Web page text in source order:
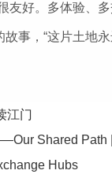
好。多体验、
事，“这片土地永
江门
Shared Path
Hubs